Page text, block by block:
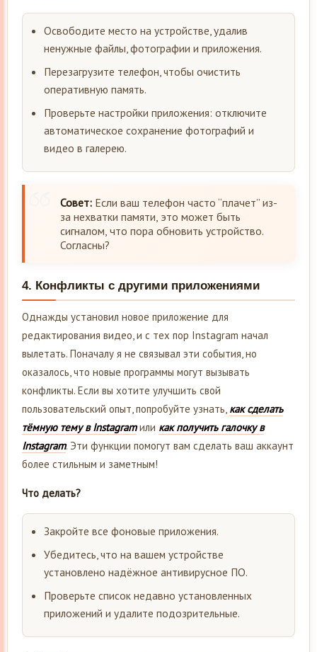
Освободите место на устройстве, удалив
ненужные файлы, фотографии и приложения.
Перезагрузите телефон, чтобы очистить
оперативную память.
Проверьте настройки приложения: отключите
автоматическое сохранение фотографий и
видео в галерею.
Совет: Если ваш телефон часто “плачет” из-
за нехватки памяти, это может быть
сигналом, что пора обновить устройство.
Согласны?
4. Конфликты с другими приложениями
Однажды установил новое приложение для
редактирования видео, и с тех пор Instagram начал
вылетать. Поначалу я не связывал эти события, но
оказалось, что новые программы могут вызывать
конфликты. Если вы хотите улучшить свой
пользовательский опыт, попробуйте узнать, как сделать
тёмную тему в Instagramили как получить галочку в
Instagram. Эти функции помогут вам сделать ваш аккаунт
более стильным и заметным!
Что делать?
Закройте все фоновые приложения.
Убедитесь, что на вашем устройстве
установлено надёжное антивирусное ПО.
Проверьте список недавно установленных
приложений и удалите подозрительные.